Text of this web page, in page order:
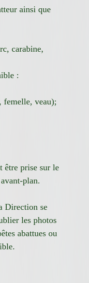
ainsi que
carabine,
:
femelle, veau);
être prise sur le
plan.
Direction se
les photos
abattues ou